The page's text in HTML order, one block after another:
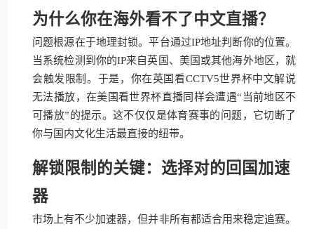
为什么你在海外看不了中文直播？
问题根源在于地理封锁。平台通过IP地址判断你的位置。
当系统检测到你的IP来自英国、美国或其他海外地区，就
会触发限制。于是，你在英国看CCTV5世界杯中文解说
无法播放，在美国看世界杯直播同样会遭遇“当前地区不
可播放”的提示。这不仅仅是体育赛事的问题，它切断了
你与国内文化生活最直接的纽带。
解锁限制的关键：选择对的回国加速
器
市场上有不少加速器，但并非所有都适合用来稳定追赛。